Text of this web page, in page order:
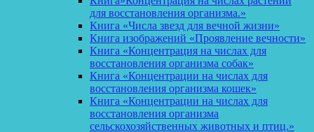
для восстановления организма.»
Книга «Числа звезд для вечной жизни»
Книга изображений «Проявление вечности»
Книга «Концентрация на числах для
восстановления организма собак»
Книга «Концентрации на числах для
восстановления организма кошек»
Книга «Концентрации на числах для
восстановления организма
сельскохозяйственных животных и птиц.»